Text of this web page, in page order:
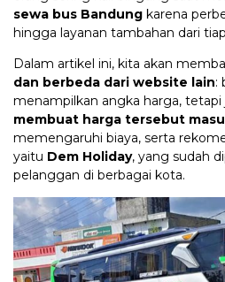
sewa bus Bandung karena
hingga layanan tambahan dari
Dalam artikel ini, kita akan
dan berbeda dari website lain:
menampilkan angka harga, tetapi
membuat harga tersebut
memengaruhi biaya, serta
yaitu Dem Holiday, yang sudah
pelanggan di berbagai kota.